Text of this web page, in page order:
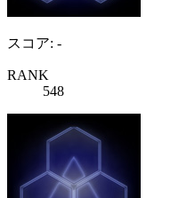
スコア: -
RANK
548